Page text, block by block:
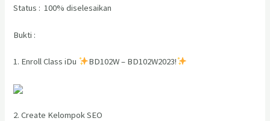
Status : 100% diselesaikan
Bukti :
1. Enroll Class iDu BD102W – BD102W2023!
2. Create Kelompok SEO